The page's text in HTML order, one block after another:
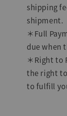
shipping
shipment.
＊Full
due when
＊Right to
the right
to fulfill